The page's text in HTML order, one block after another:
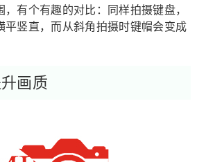
有个有趣的对比：同样拍摄键盘，
平竖直，而从斜角拍摄时键帽会变成
画质